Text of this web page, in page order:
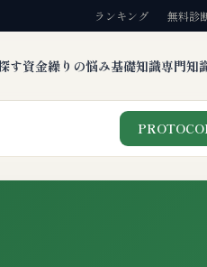
ランキング 無料診
す資金繰りの悩み基礎知識専門知